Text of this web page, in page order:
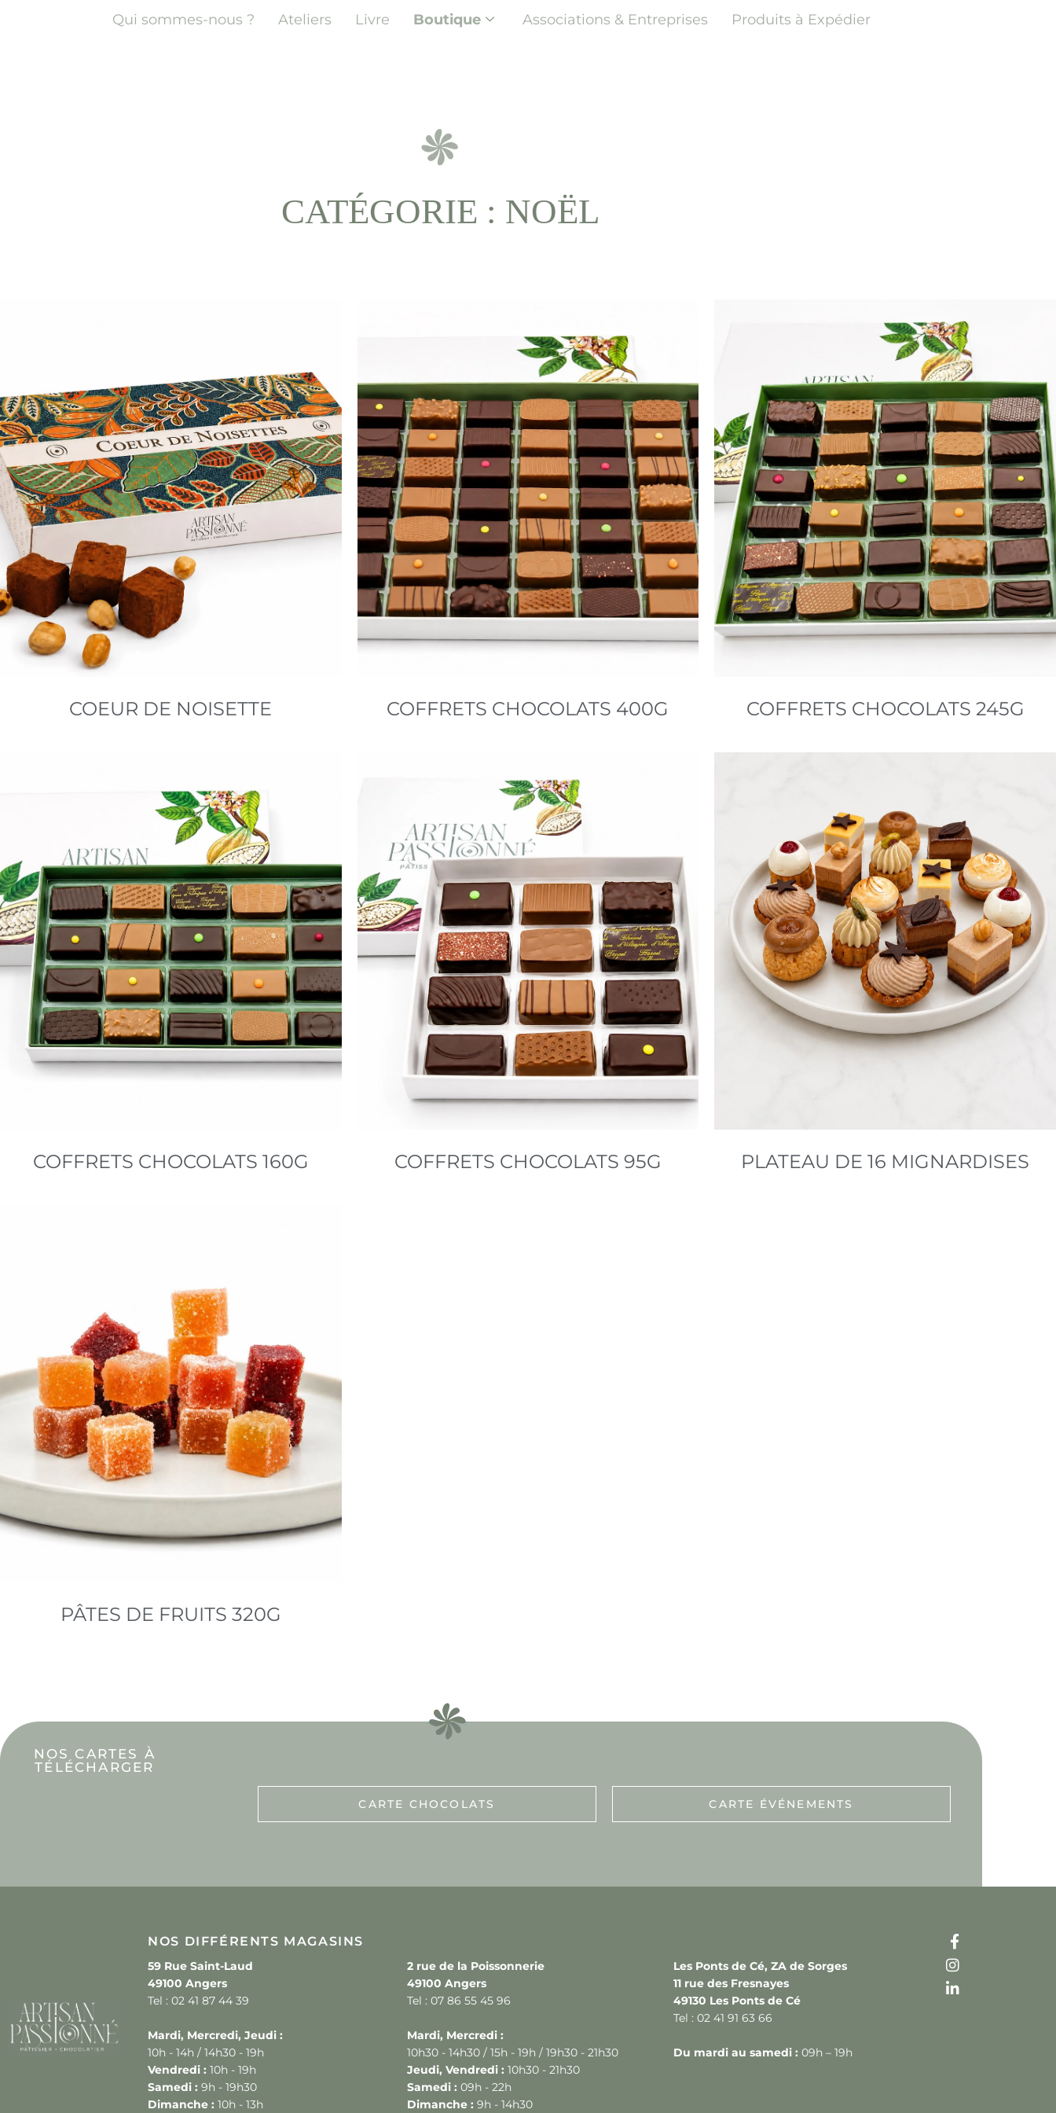
Qui sommes-nous ? Ateliers Livre Boutique Associations & Entreprises Produits à Expédier
CATÉGORIE : NOËL
COEUR DE NOISETTE COFFRETS CHOCOLATS 400G COFFRETS CHOCOLATS 245G
COFFRETS CHOCOLATS 160G COFFRETS CHOCOLATS 95G PLATEAU DE 16 MIGNARDISES
PÂTES DE FRUITS 320G
NOS DIFFÉRENTS MAGASINS
59 Rue Saint-Laud
49100 Angers
Tel : 02 41 87 44 39
Mardi, Mercredi, Jeudi :
10h - 14h / 14h30 - 19h
Vendredi : 10h - 19h
Samedi : 9h - 19h30
Dimanche : 10h - 13h
2 rue de la Poissonnerie
49100 Angers
Tel : 07 86 55 45 96
Mardi, Mercredi :
10h30 - 14h30 / 15h - 19h / 19h30 - 21h30
Jeudi, Vendredi : 10h30 - 21h30
Samedi : 09h - 22h
Dimanche : 9h - 14h30
Les Ponts de Cé, ZA de Sorges
11 rue des Fresnayes
49130 Les Ponts de Cé
Tel : 02 41 91 63 66
Du mardi au samedi : 09h – 19h